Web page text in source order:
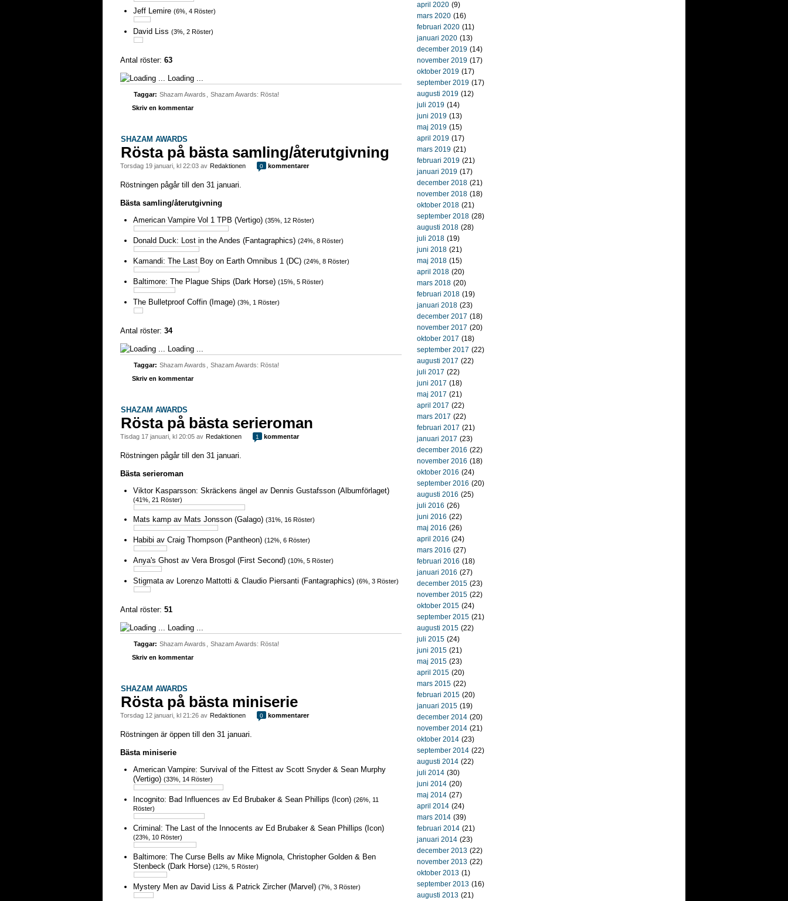
Jeff Lemire (6%, 4 Röster)
David Liss (3%, 2 Röster)
Antal röster: 63
Loading ...
Taggar: Shazam Awards
Shazam Awards: Rösta!
Skriv en kommentar
SHAZAM AWARDS
Rösta på bästa samling/återutgivning
torsdag 19 januari, kl 22:03 av Redaktionen 0 kommentarer
Röstningen pågår till den 31 januari.
Bästa samling/återutgivning
American Vampire Vol 1 TPB (Vertigo) (35%, 12 Röster)
Donald Duck: Lost in the Andes (Fantagraphics) (24%, 8 Röster)
Kamandi: The Last Boy on Earth Omnibus 1 (DC) (24%, 8 Röster)
Baltimore: The Plague Ships (Dark Horse) (15%, 5 Röster)
The Bulletproof Coffin (Image) (3%, 1 Röster)
Antal röster: 34
Loading ...
Taggar: Shazam Awards
Shazam Awards: Rösta!
Skriv en kommentar
SHAZAM AWARDS
Rösta på bästa serieroman
tisdag 17 januari, kl 20:05 av Redaktionen 1 kommentar
Röstningen pågår till den 31 januari.
Bästa serieroman
Viktor Kasparsson: Skräckens ängel av Dennis Gustafsson (Albumförlaget)
(41%, 21 Röster)
Mats kamp av Mats Jonsson (Galago) (31%, 16 Röster)
Habibi av Craig Thompson (Pantheon) (12%, 6 Röster)
Anya's Ghost av Vera Brosgol (First Second) (10%, 5 Röster)
Stigmata av Lorenzo Mattotti & Claudio Piersanti (Fantagraphics) (6%, 3 Röster)
Antal röster: 51
Loading ...
Taggar: Shazam Awards
Shazam Awards: Rösta!
Skriv en kommentar
SHAZAM AWARDS
Rösta på bästa miniserie
torsdag 12 januari, kl 21:26 av Redaktionen 0 kommentarer
Röstningen är öppen till den 31 januari.
Bästa miniserie
American Vampire: Survival of the Fittest av Scott Snyder & Sean Murphy
(Vertigo) (33%, 14 Röster)
Incognito: Bad Influences av Ed Brubaker & Sean Phillips (Icon) (26%, 11
Röster)
Criminal: The Last of the Innocents av Ed Brubaker & Sean Phillips (Icon)
(23%, 10 Röster)
Baltimore: The Curse Bells av Mike Mignola, Christopher Golden & Ben
Stenbeck (Dark Horse) (12%, 5 Röster)
Mystery Men av David Liss & Patrick Zircher (Marvel) (7%, 3 Röster)
april 2020 (9)
mars 2020 (16)
februari 2020 (11)
januari 2020 (13)
december 2019 (14)
november 2019 (17)
oktober 2019 (17)
september 2019 (17)
augusti 2019 (12)
juli 2019 (14)
juni 2019 (13)
maj 2019 (15)
april 2019 (17)
mars 2019 (21)
februari 2019 (21)
januari 2019 (17)
december 2018 (21)
november 2018 (18)
oktober 2018 (21)
september 2018 (28)
augusti 2018 (28)
juli 2018 (19)
juni 2018 (21)
maj 2018 (15)
april 2018 (20)
mars 2018 (20)
februari 2018 (19)
januari 2018 (23)
december 2017 (18)
november 2017 (20)
oktober 2017 (18)
september 2017 (22)
augusti 2017 (22)
juli 2017 (22)
juni 2017 (18)
maj 2017 (21)
april 2017 (22)
mars 2017 (22)
februari 2017 (21)
januari 2017 (23)
december 2016 (22)
november 2016 (18)
oktober 2016 (24)
september 2016 (20)
augusti 2016 (25)
juli 2016 (26)
juni 2016 (22)
maj 2016 (26)
april 2016 (24)
mars 2016 (27)
februari 2016 (18)
januari 2016 (27)
december 2015 (23)
november 2015 (22)
oktober 2015 (24)
september 2015 (21)
augusti 2015 (22)
juli 2015 (24)
juni 2015 (21)
maj 2015 (23)
april 2015 (20)
mars 2015 (22)
februari 2015 (20)
januari 2015 (19)
december 2014 (20)
november 2014 (21)
oktober 2014 (23)
september 2014 (22)
augusti 2014 (22)
juli 2014 (30)
juni 2014 (20)
maj 2014 (27)
april 2014 (24)
mars 2014 (39)
februari 2014 (21)
januari 2014 (23)
december 2013 (22)
november 2013 (22)
oktober 2013 (1)
september 2013 (16)
augusti 2013 (21)